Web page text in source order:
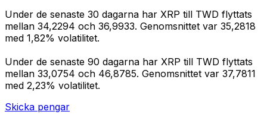
Under de senaste 30 dagarna har XRP till TWD flyttats
mellan 34,2294 och 36,9933. Genomsnittet var 35,2818
med 1,82% volatilitet.
Under de senaste 90 dagarna har XRP till TWD flyttats
mellan 33,0754 och 46,8785. Genomsnittet var 37,7811
med 2,23% volatilitet.
Skicka pengar